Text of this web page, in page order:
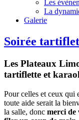
Les
La
Galerie
Soirée
Les Plateaux
tartiflette et
Pour celles et ceux qui
toute aide serait la
la salle, donc merci de